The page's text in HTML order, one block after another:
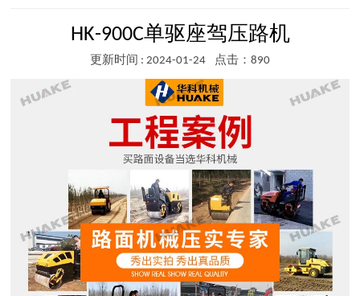
HK-900C单驱座驾压路机
更新时间 : 2024-01-24 点击：890